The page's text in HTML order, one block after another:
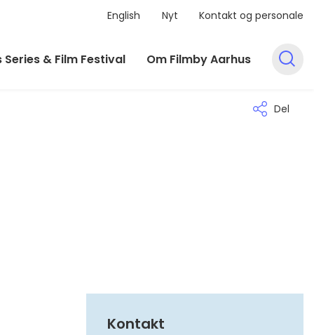
English Nyt Kontakt og personale
Series & Film Festival Om Filmby Aarhus
Del
Kontakt